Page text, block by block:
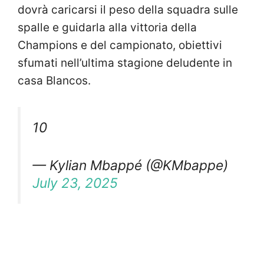
dovrà caricarsi il peso della squadra sulle
spalle e guidarla alla vittoria della
Champions e del campionato, obiettivi
sfumati nell’ultima stagione deludente in
casa Blancos.
10
— Kylian Mbappé (@KMbappe)
July 23, 2025